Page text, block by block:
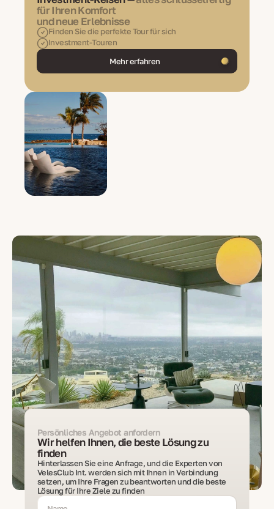
für Ihren Komfort
und neue Erlebnisse
Finden Sie die perfekte Tour für sich
Investment-Touren
Mehr erfahren
Persönliches Angebot anfordern
Wir helfen Ihnen, die beste Lösung zu
finden
Hinterlassen Sie eine Anfrage, und die Experten von
VelesClub Int. werden sich mit Ihnen in Verbindung
setzen, um Ihre Fragen zu beantworten und die beste
Lösung für Ihre Ziele zu finden